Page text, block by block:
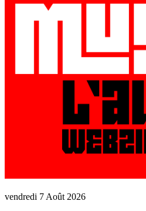
vendredi 7 Août 2026